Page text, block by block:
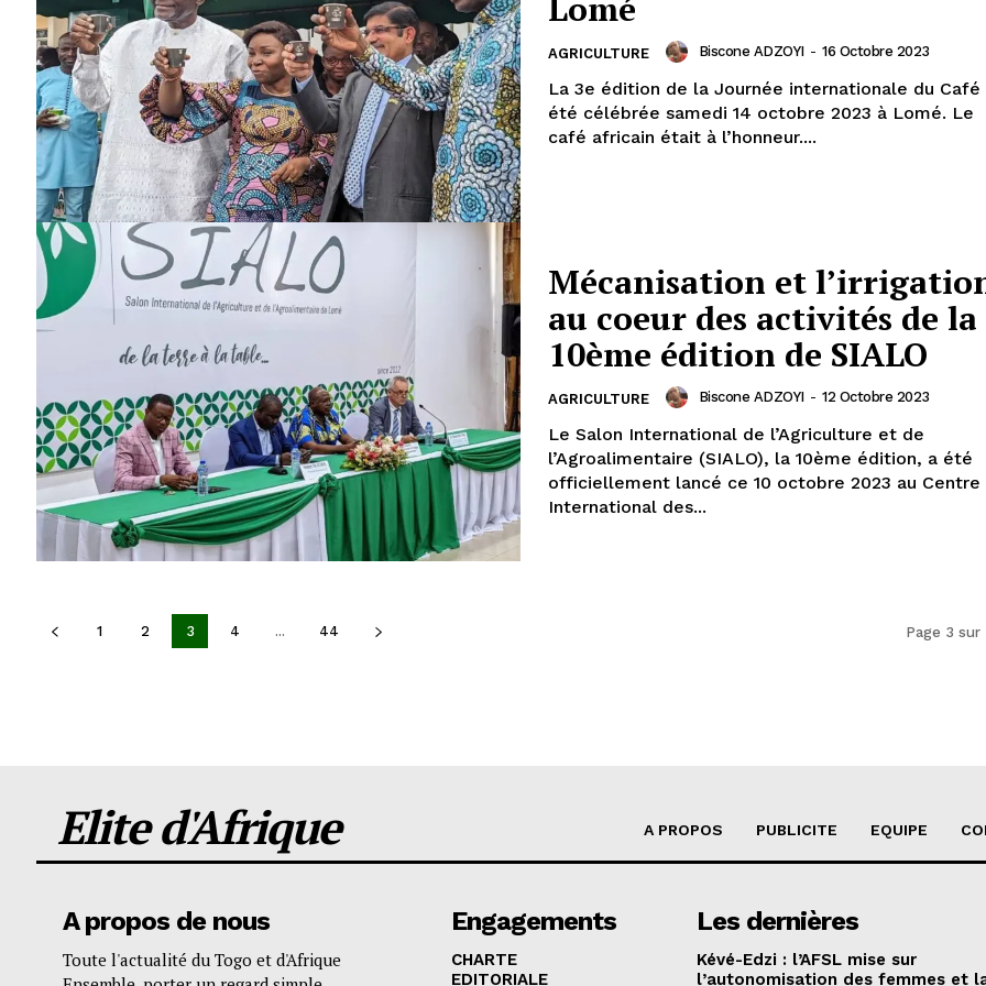
Lomé
AGRICULTURE Biscone ADZOYI - 16 Octobre 2023
La 3e édition de la Journée internationale du Café
été célébrée samedi 14 octobre 2023 à Lomé. Le
café africain était à l’honneur....
Mécanisation et
au coeur des activités de la
10ème édition de SIALO
AGRICULTURE Biscone ADZOYI - 12 Octobre 2023
Le Salon International de l’Agriculture et de
l’Agroalimentaire (SIALO), la 10ème édition, a été
officiellement lancé ce 10 octobre 2023 au Centre
International des...
1 2 3 4 ... 44 Page 3 sur
Elite d'Afrique A PROPOS PUBLICITE EQUIPE
A propos de nous
Toute l'actualité du Togo et d'Afrique
Engagements
CHARTE
EDITORIALE
Les dernières
Kévé-Edzi : l’AFSL mise sur
l’autonomisation des femmes et